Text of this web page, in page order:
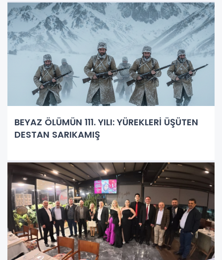
BEYAZ ÖLÜMÜN 111. YILI: YÜREKLERİ ÜŞÜTEN
DESTAN SARIKAMIŞ